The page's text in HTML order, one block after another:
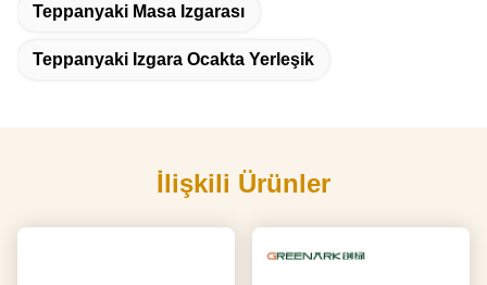
Teppanyaki Masa Izgarası
Teppanyaki Izgara Ocakta Yerleşik
İlişkili Ürünler